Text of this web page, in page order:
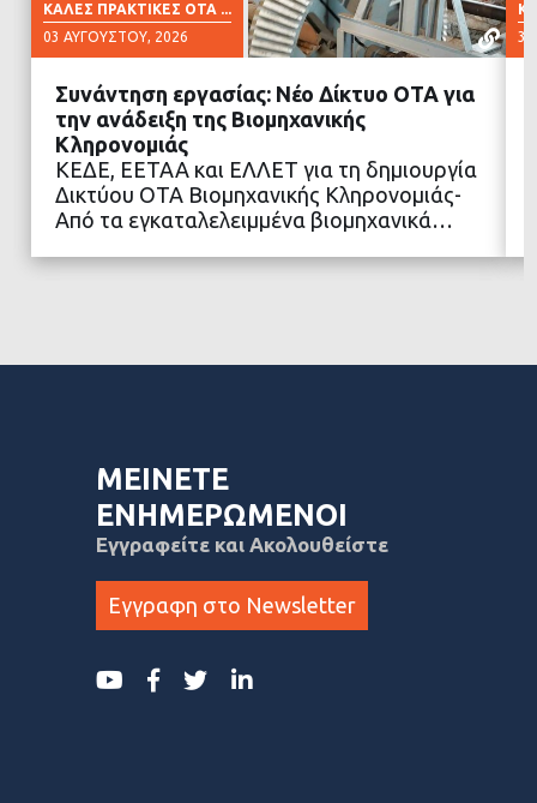
ΚΑΛΈΣ ΠΡΑΚΤΙΚΈΣ ΟΤΑ ...
03 ΑΥΓΟΎΣΤΟΥ, 2026
ΔΙΑΒΑΣΤΕ ΠΕΡΙΣΣΟΤΕΡΑ
Συνάντηση εργασίας: Νέο Δίκτυο ΟΤΑ για
την ανάδειξη της Βιομηχανικής
Κληρονομιάς
ΚΕΔΕ, ΕΕΤΑΑ και ΕΛΛΕΤ για τη δημιουργία
Δικτύου ΟΤΑ Βιομηχανικής Κληρονομιάς-
Από τα εγκαταλελειμμένα βιομηχανικά…
30
ΜΕΙΝΕΤΕ
ΕΝΗΜΕΡΩΜΕΝΟΙ
Εγγραφείτε και Ακολουθείστε
Εγγραφη στο Newsletter